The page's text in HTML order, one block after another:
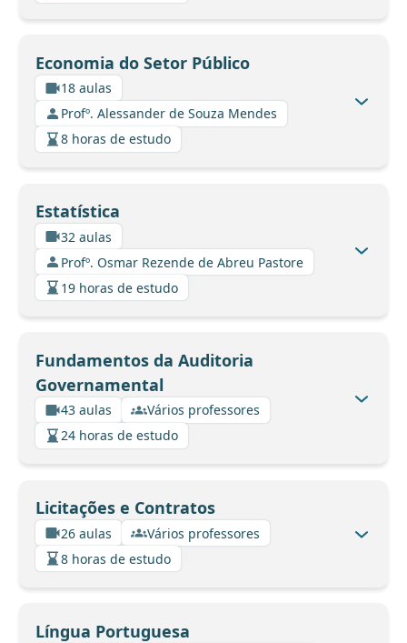
Economia do Setor Público
18 aulas
Profº. Alessander de Souza Mendes
8 horas de estudo
Estatística
32 aulas
Profº. Osmar Rezende de Abreu Pastore
19 horas de estudo
Fundamentos da Auditoria
Governamental
43 aulas
Vários professores
24 horas de estudo
Licitações e Contratos
26 aulas
Vários professores
8 horas de estudo
Língua Portuguesa